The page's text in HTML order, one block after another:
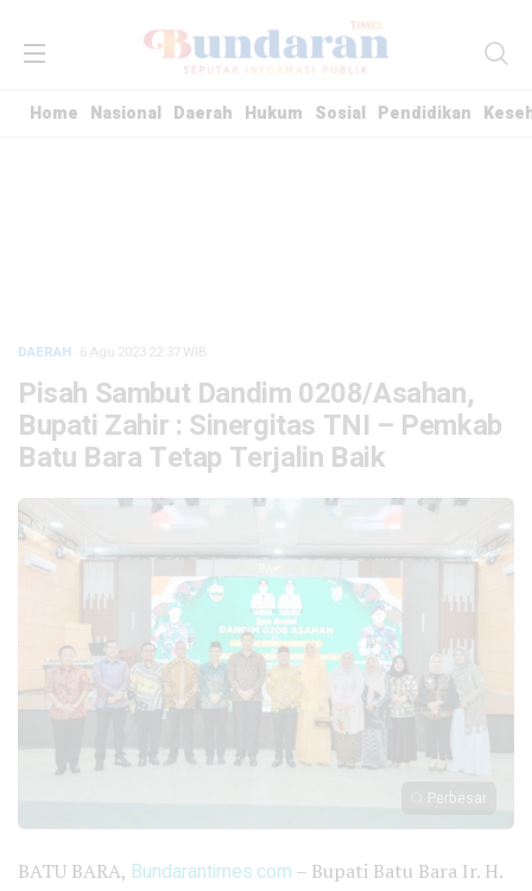
Home Nasional Daerah Hukum Sosial Pendidikan
DAERAH · 6 Agu 202322:37WIB
Pisah Sambut Dandim 0208/Asahan,
Bupati Zahir : Sinergitas TNI – Pemkab
Batu Bara Tetap Terjalin Baik
Perbesar
BATU BARA, Bundarantimes.com – Bupati Batu Bara Ir. H.